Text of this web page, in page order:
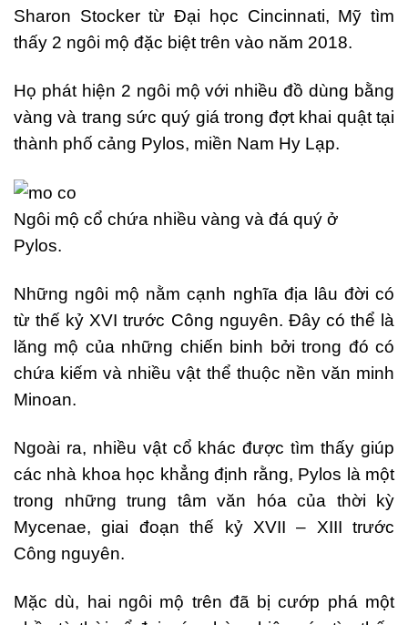
Sharon Stocker từ Đại học Cincinnati, Mỹ tìm
thấy 2 ngôi mộ đặc biệt trên vào năm 2018.
Họ phát hiện 2 ngôi mộ với nhiều đồ dùng bằng
vàng và trang sức quý giá trong đợt khai quật tại
thành phố cảng Pylos, miền Nam Hy Lạp.
Ngôi mộ cổ chứa nhiều vàng và đá quý ở
Pylos.
Những ngôi mộ nằm cạnh nghĩa địa lâu đời có
từ thế kỷ XVI trước Công nguyên. Đây có thể là
lăng mộ của những chiến binh bởi trong đó có
chứa kiếm và nhiều vật thể thuộc nền văn minh
Minoan.
Ngoài ra, nhiều vật cổ khác được tìm thấy giúp
các nhà khoa học khẳng định rằng, Pylos là một
trong những trung tâm văn hóa của thời kỳ
Mycenae, giai đoạn thế kỷ XVII – XIII trước
Công nguyên.
Mặc dù, hai ngôi mộ trên đã bị cướp phá một